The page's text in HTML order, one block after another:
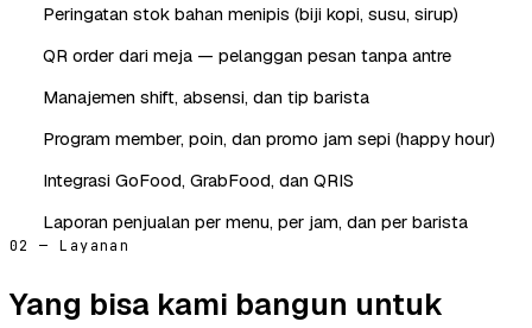
Peringatan stok bahan menipis (biji kopi, susu, sirup)
QR order dari meja — pelanggan pesan tanpa antre
Manajemen shift, absensi, dan tip barista
Program member, poin, dan promo jam sepi (happy hour)
Integrasi GoFood, GrabFood, dan QRIS
Laporan penjualan per menu, per jam, dan per barista
02 — Layanan
Yang bisa kami bangun untuk